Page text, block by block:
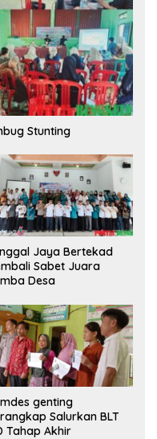
Stunting
Jaya Bertekad
Sabet Juara
Desa
genting
Salurkan BLT
Tahap Akhir